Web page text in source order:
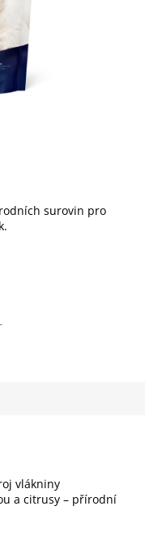
surovin pro
vlákniny
a citrusy – přírodní